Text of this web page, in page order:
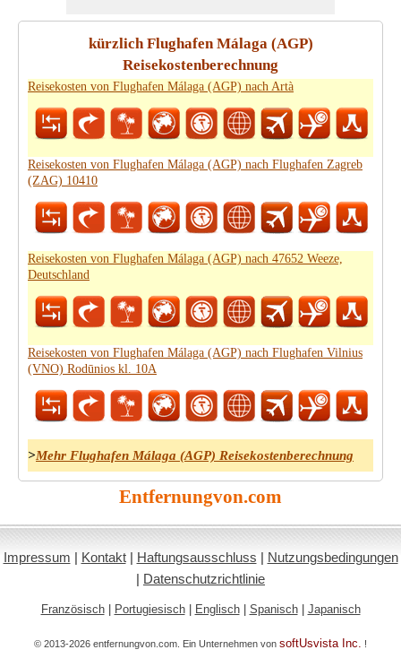
kürzlich Flughafen Málaga (AGP)
Reisekostenberechnung
Reisekosten von Flughafen Málaga (AGP) nach Artà
Reisekosten von Flughafen Málaga (AGP) nach Flughafen Zagreb
(ZAG) 10410
Reisekosten von Flughafen Málaga (AGP) nach 47652 Weeze,
Deutschland
Reisekosten von Flughafen Málaga (AGP) nach Flughafen Vilnius
(VNO) Rodūnios kl. 10A
>Mehr Flughafen Málaga (AGP) Reisekostenberechnung
Entfernungvon.com
Impressum | Kontakt| Haftungsausschluss | Nutzungsbedingungen
| Datenschutzrichtlinie
Französisch| Portugiesisch| Englisch| Spanisch| Japanisch
© 2013-2026 entfernungvon.com. Ein Unternehmen von softUsvista Inc. !